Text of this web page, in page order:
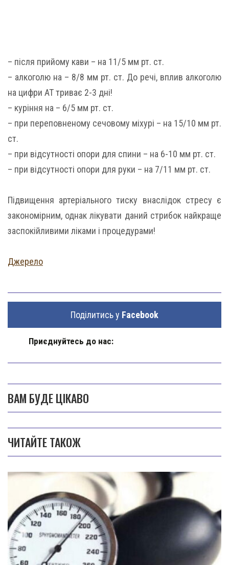
– після прийому кави – на 11/5 мм рт. ст.
– алкоголю на – 8/8 мм рт. ст. До речі, вплив алкоголю
на цифри АТ триває 2-3 дні!
– куріння на – 6/5 мм рт. ст.
– при переповненому сечовому міхурі – на 15/10 мм рт.
ст.
– при відсутності опори для спини – на 6-10 мм рт. ст.
– при відсутності опори для руки – на 7/11 мм рт. ст.
Підвищення артеріального тиску внаслідок стресу є
закономірним, однак лікувати даний стрибок найкраще
заспокійливими ліками і процедурами!
Джерело
Поділитись у Facebook
Приєднуйтесь до нас:
ВАМ БУДЕ ЦІКАВО
ЧИТАЙТЕ ТАКОЖ